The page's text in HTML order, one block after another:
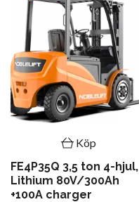
Köp
FE4P35Q 3,5 ton 4-hjul,
Lithium 80V/300Ah
+100A charger